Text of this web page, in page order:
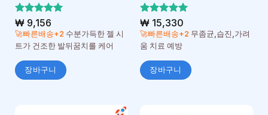
5 중에서
5로 평가
됨
₩9,156
🚀빠른배송+2 수분가득한 젤 시
트가 건조한 발뒤꿈치를 케어
장바구니
5 중에서
5로 평가
됨
₩15,330
🚀빠른배송+2 무좀균,습진,가려
움 치료 예방
장바구니